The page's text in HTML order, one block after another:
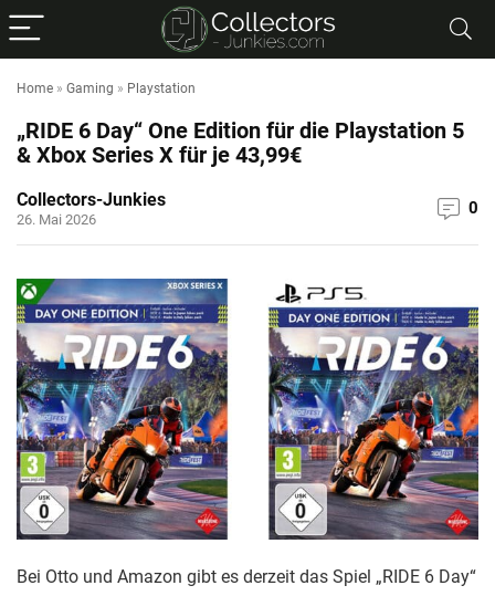
Home » Gaming » Playstation
„RIDE 6 Day“ One Edition für die Playstation 5
& Xbox Series X für je 43,99€
Collectors-Junkies
26. Mai 2026
0
Bei Otto und Amazon gibt es derzeit das Spiel „RIDE 6 Day“